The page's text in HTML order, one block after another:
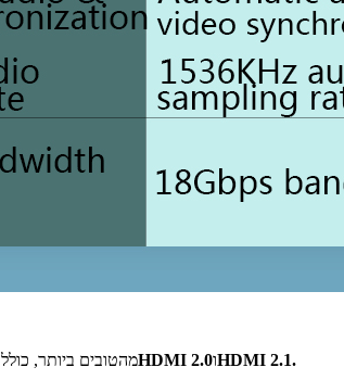
לא בטוח איזה כבל HDMI מתאים לך?הנה בחירת Dtech מהטובים ביותר, כוללHDMI 2.0וHDMI 2.1.